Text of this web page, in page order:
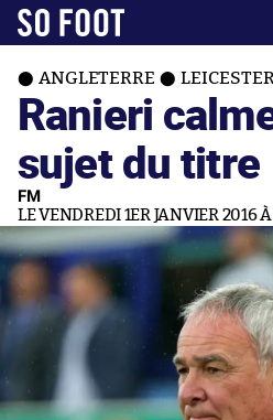
ANGLETERRE
Ranieri
sujet du titre
FM
LE VENDREDI 1ER JANVIER 2016